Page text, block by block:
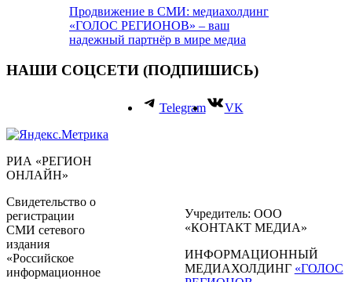
Продвижение в СМИ: медиахолдинг
«ГОЛОС РЕГИОНОВ» – ваш
надежный партнёр в мире медиа
НАШИ СОЦСЕТИ (ПОДПИШИСЬ)
Telegram VK
РИА «РЕГИОН
ОНЛАЙН»
Свидетельство о
регистрации
СМИ сетевого
издания
«Российское
информационное
Учредитель: ООО
«КОНТАКТ МЕДИА»
ИНФОРМАЦИОННЫЙ
МЕДИАХОЛДИНГ «ГОЛОС